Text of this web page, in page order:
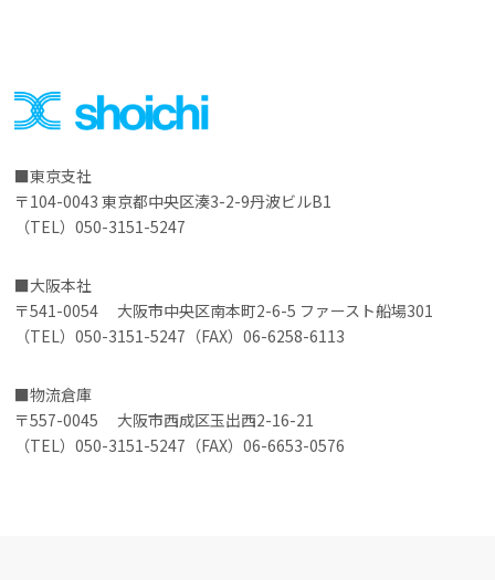
東京支社
〒104-0043 東京都中央区湊3-2-9丹波ビルB1
（TEL）050-3151-5247
大阪本社
〒541-0054 大阪市中央区南本町2-6-5 ファースト船場301
（TEL）050-3151-5247（FAX）06-6258-6113
物流倉庫
〒557-0045 大阪市西成区玉出西2-16-21
（TEL）050-3151-5247（FAX）06-6653-0576